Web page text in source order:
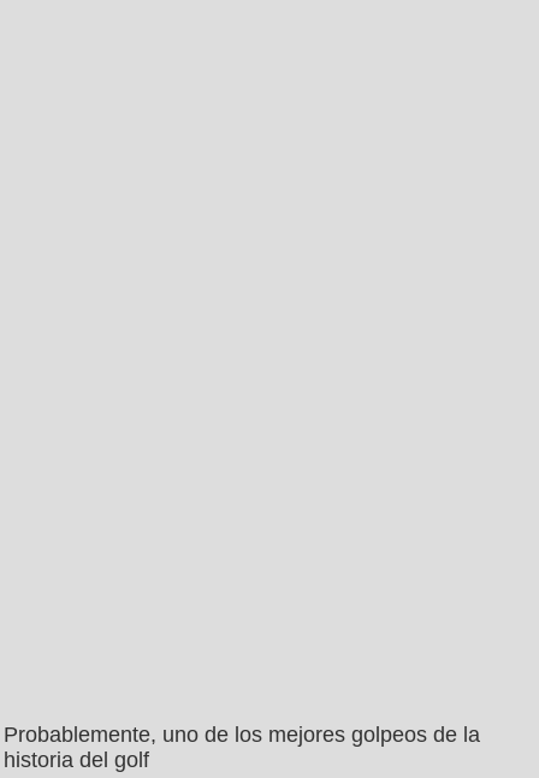
Probablemente, uno de los mejores golpeos de la
historia del golf